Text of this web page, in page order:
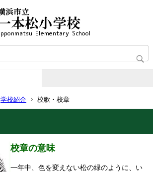
学校紹介 校歌・校章
校章の意味
一年中、色を変えない松の緑のように、い